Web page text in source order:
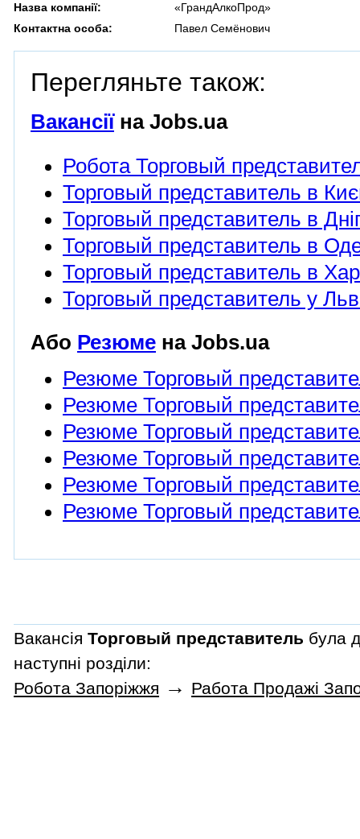
Назва компанії:
«ГрандАлкоПрод»
Контактна особа:
Павел Семёнович
Перегляньте також:
Вакансіїна Jobs.ua
Робота Торговый
Торговый представитель в
Торговый представитель в
Торговый представитель в
Торговый представитель в
Торговый представитель у
Або Резюме на Jobs.ua
Резюме Торговый
Резюме Торговый
Резюме Торговый
Резюме Торговый
Резюме Торговый
Резюме Торговый
Вакансія Торговый представитель була
наступні розділи:
Робота Запоріжжя → Работа Продажі